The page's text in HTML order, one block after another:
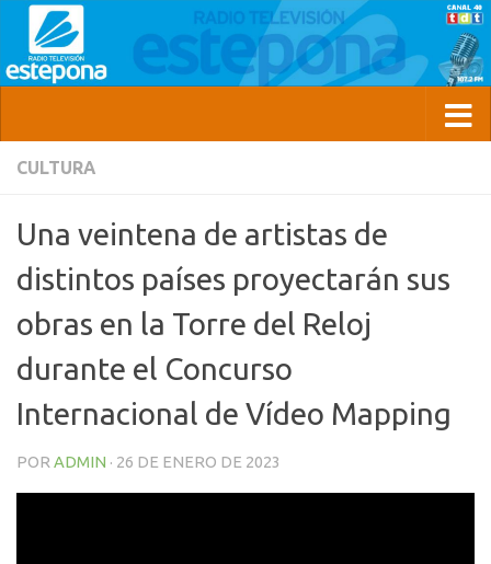
CULTURA
Una veintena de artistas de
distintos países proyectarán sus
obras en la Torre del Reloj
durante el Concurso
Internacional de Vídeo Mapping
POR ADMIN · 26 DE ENERO DE 2023